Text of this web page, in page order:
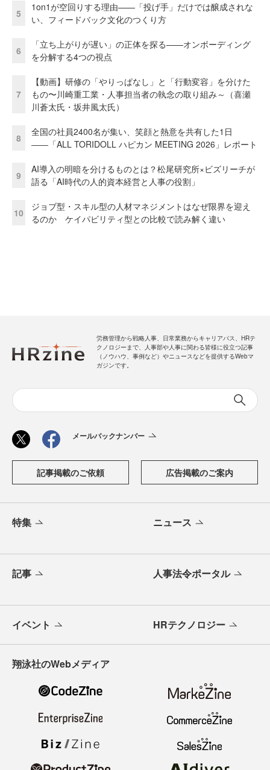
5
1on1が空回りする理由——「投げ手」だけでは醸成されな
い、フィードバック文化のつくり方
6
「立ち上がりが遅い」の正体を探る——オンボーディング
を分解する4つの視点
7
【動画】研修の「やりっぱなし」と「行動変容」を分けた
もの〜川崎重工業・人事担当者の執念の取り組み～（喜瀬
川蒼太氏・坂井風太氏）
8
全国の社員2400名が集い、笑顔と熱意を共有した1日
――「ALL TORIDOLL ハピカン MEETING 2026」レポート
9
AI導入の明暗を分けるものとは？松尾研究所×ビズリーチが
語る「AI時代の人的資本経営と人事の役割」
10
ジョブ型・スキル型の人材マネジメントはなぜ限界を迎え
るのか ケイパビリティ型との比較で読み解く違い
労務管理から戦略人事、日常業務からキャリアパス、HRテ
クノロジーまで、人事部や人事に関わる皆様に役立つ記事
（ノウハウ、事例など）やニュースなどを提供するWebマ
ガジンです。
メールバックナンバー
記事掲載のご依頼 広告掲載のご案内
特集 ニュース
記事 人事法令ポータル
イベント HRテクノロジー
翔泳社のWebメディア